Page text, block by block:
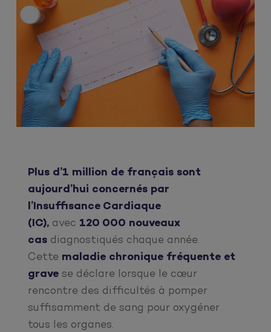
Plus d’1 million de français sont
aujourd’hui concernés par
l’Insuffisance Cardiaque
(IC), avec 120 000 nouveaux
cas diagnostiqués chaque année.
Cette maladie chronique fréquente et
grave se déclare lorsque le cœur
rencontre des difficultés à pomper
suffisamment de sang pour oxygéner
tous les organes.